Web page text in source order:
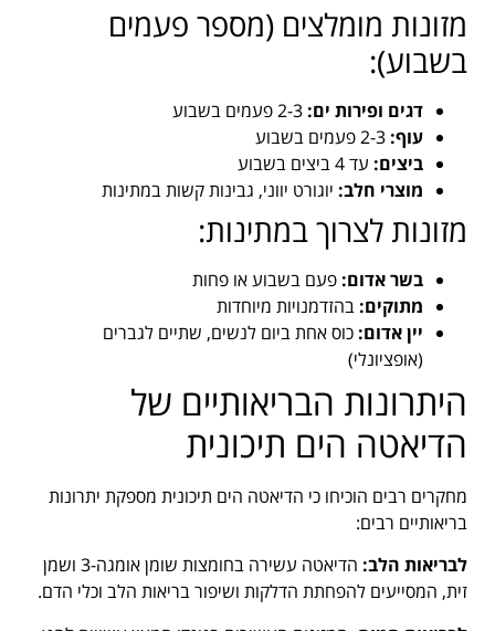
מזונות מומלצים (מספר פעמים
בשבוע):
דגים ופירות ים:
עוף:
ביצים: עד 4 ביצים בשבוע
מוצרי חלב: יוגורט יווני, גבינות קשות במתינות
מזונות לצרוך במתינות:
בשר אדום: פעם בשבוע או פחות
מתוקים: בהזדמנויות מיוחדות
יין אדום: כוס אחת ביום לנשים, שתיים לגברים
(אופציונלי)
היתרונות הבריאותיים של
הדיאטה הים תיכונית
מחקרים רבים הוכיחו כי הדיאטה הים תיכונית מספקת יתרונות
בריאותיים רבים:
לבריאות הלב:
הדיאטה עשירה בחומצות שומן אומגה-3 ושמן
זית, המסייעים להפחתת הדלקות ושיפור בריאות הלב וכלי הדם.